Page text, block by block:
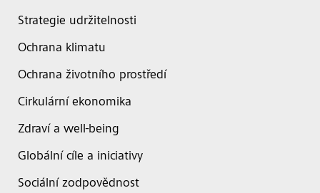
Strategie udržitelnosti
Ochrana klimatu
Ochrana životního prostředí
Cirkulární ekonomika
Zdraví a well-being
Globální cíle a iniciativy
Sociální zodpovědnost